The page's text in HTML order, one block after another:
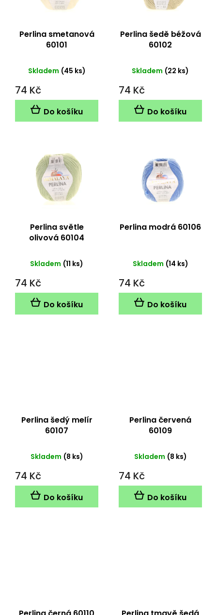
Perlina smetanová
60101
Skladem (45 ks)
74 Kč
Do košíku
Perlina šedě béžová
60102
Skladem (22 ks)
74 Kč
Do košíku
Perlina světle
olivová 60104
Skladem (11 ks)
74 Kč
Do košíku
Perlina modrá 60106
Skladem (14 ks)
74 Kč
Do košíku
Perlina šedý melír
60107
Skladem (8 ks)
74 Kč
Do košíku
Perlina červená
60109
Skladem (8 ks)
74 Kč
Do košíku